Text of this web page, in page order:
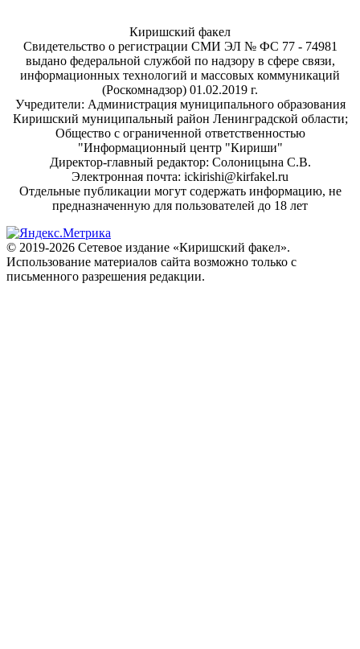
Киришский факел
Свидетельство о регистрации СМИ ЭЛ № ФС 77 - 74981
выдано федеральной службой по надзору в сфере связи,
информационных технологий и массовых коммуникаций
(Роскомнадзор) 01.02.2019 г.
Учредители: Администрация муниципального образования
Киришский муниципальный район Ленинградской области;
Общество с ограниченной ответственностью
"Информационный центр "Кириши"
Директор-главный редактор: Солоницына С.В.
Электронная почта: ickirishi@kirfakel.ru
Отдельные публикации могут содержать информацию, не
предназначенную для пользователей до 18 лет
© 2019-2026 Сетевое издание «Киришский факел».
Использование материалов сайта возможно только с
письменного разрешения редакции.